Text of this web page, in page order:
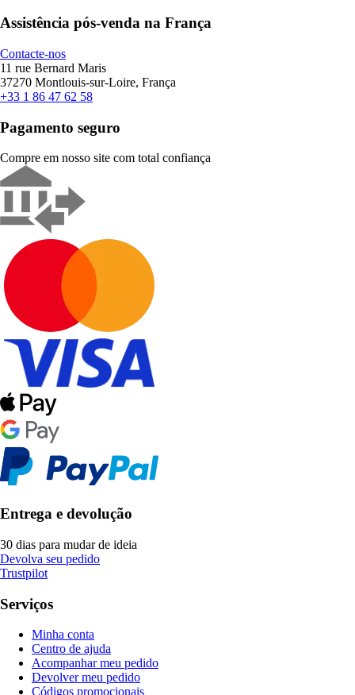
Assistência pós-venda na França
Contacte-nos
11 rue Bernard Maris
37270 Montlouis-sur-Loire, França
+33 1 86 47 62 58
Pagamento seguro
Compre em nosso site com total confiança
Entrega e devolução
30 dias para mudar de ideia
Devolva seu pedido
Trustpilot
Serviços
Minha conta
Centro de ajuda
Acompanhar meu pedido
Devolver meu pedido
Códigos promocionais